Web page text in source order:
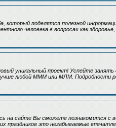
который поделятся полезной
человека в вопросах как
уникальный проект! Успейте
любой МММ или МЛМ. Подробности
на сайте Вы сможете познакомится
праздников это незабываемые